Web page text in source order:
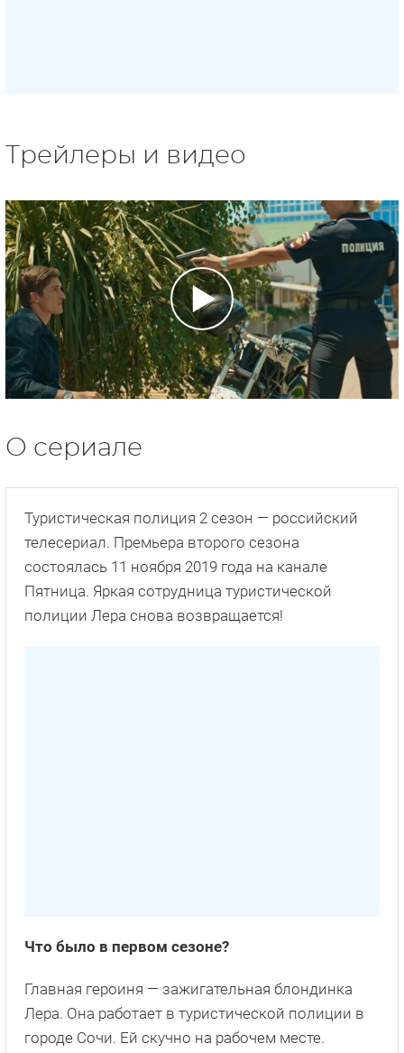
Трейлеры и видео
О сериале
Туристическая полиция 2 сезон — российский
телесериал. Премьера второго сезона
состоялась 11 ноября 2019 года на канале
Пятница. Яркая сотрудница туристической
полиции Лера снова возвращается!
Что было в первом сезоне?
Главная героиня — зажигательная блондинка
Лера. Она работает в туристической полиции в
городе Сочи. Ей скучно на рабочем месте.